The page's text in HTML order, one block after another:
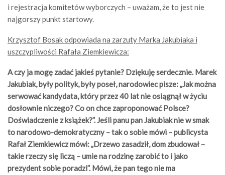
i rejestracja komitetów wyborczych – uważam, że to jest nie
najgorszy punkt startowy.
Krzysztof Bosak odpowiada na zarzuty Marka Jakubiaka i
uszczypliwości Rafała Ziemkiewicza:
A czy ja mogę zadać jakieś pytanie? Dziękuję serdecznie. Marek
Jakubiak, były polityk, były poseł, narodowiec pisze: „Jak można
serwować kandydata, który przez 40 lat nie osiągnął w życiu
dosłownie niczego? Co on chce zaproponować Polsce?
Doświadczenie z książek?”. Jeśli panu pan Jakubiak nie w smak
to narodowo-demokratyczny – tak o sobie mówi – publicysta
Rafał Ziemkiewicz mówi: „Drzewo zasadził, dom zbudował –
takie rzeczy się liczą – umie na rodzinę zarobić to i jako
prezydent sobie poradzi”. Mówi, że pan tego nie ma